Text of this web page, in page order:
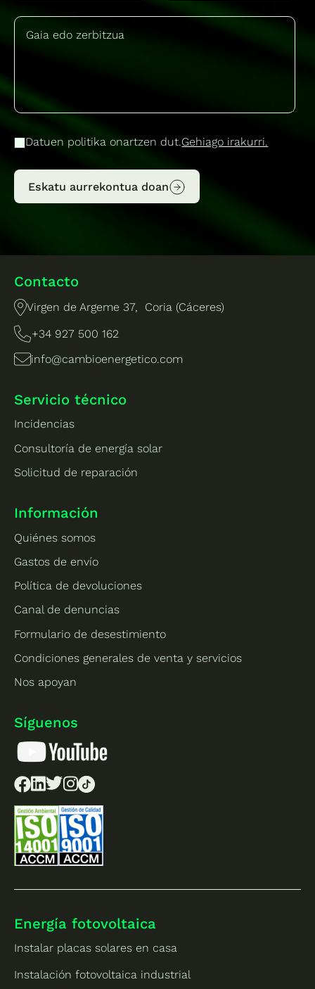
Datuen politika onartzen dut.Gehiago irakurri.
Eskatu aurrekontua doan
Contacto
Virgen de Argeme 37, Coria (Cáceres)
+34 927 500 162
info@cambioenergetico.com
Servicio técnico
Incidencias
Consultoría de energía solar
Solicitud de reparación
Información
Quiénes somos
Gastos de envío
Política de devoluciones
Canal de denuncias
Formulario de desestimiento
Condiciones generales de venta y servicios
Nos apoyan
Síguenos
Energía fotovoltaica
Instalar placas solares en casa
Instalación fotovoltaica industrial